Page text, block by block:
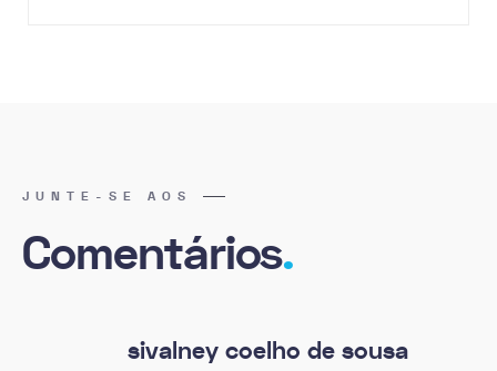
JUNTE-SE AOS
Comentários.
sivalney coelho de sousa